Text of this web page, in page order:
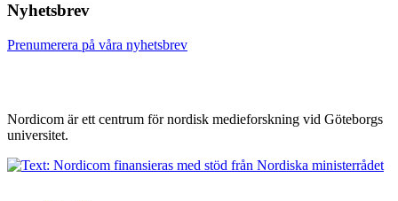
Nyhetsbrev
Prenumerera på våra nyhetsbrev
Nordicom är ett centrum för nordisk medieforskning vid Göteborgs
universitet.